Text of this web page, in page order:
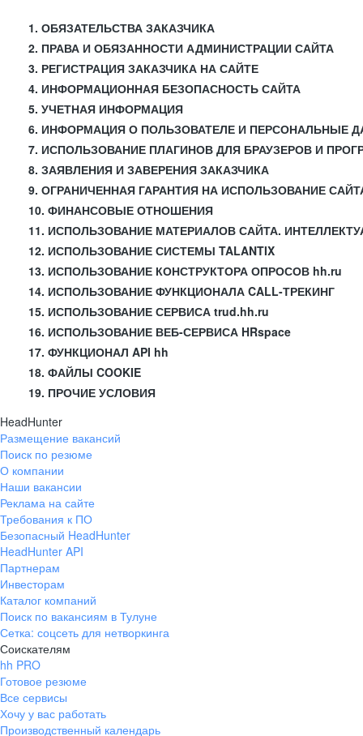
1. ОБЯЗАТЕЛЬСТВА ЗАКАЗЧИКА
2. ПРАВА И ОБЯЗАННОСТИ АДМИНИСТРАЦИИ САЙТА
3. РЕГИСТРАЦИЯ ЗАКАЗЧИКА НА САЙТЕ
4. ИНФОРМАЦИОННАЯ БЕЗОПАСНОСТЬ САЙТА
5. УЧЕТНАЯ ИНФОРМАЦИЯ
6. ИНФОРМАЦИЯ О ПОЛЬЗОВАТЕЛЕ И ПЕРСОНАЛЬНЫЕ
7. ИСПОЛЬЗОВАНИЕ ПЛАГИНОВ ДЛЯ БРАУЗЕРОВ И
8. ЗАЯВЛЕНИЯ И ЗАВЕРЕНИЯ ЗАКАЗЧИКА
9. ОГРАНИЧЕННАЯ ГАРАНТИЯ НА ИСПОЛЬЗОВАНИЕ
10. ФИНАНСОВЫЕ ОТНОШЕНИЯ
11. ИСПОЛЬЗОВАНИЕ МАТЕРИАЛОВ САЙТА.
12. ИСПОЛЬЗОВАНИЕ СИСТЕМЫ TALANTIX
13. ИСПОЛЬЗОВАНИЕ КОНСТРУКТОРА ОПРОСОВ hh.ru
14. ИСПОЛЬЗОВАНИЕ ФУНКЦИОНАЛА CALL-ТРЕКИНГ
15. ИСПОЛЬЗОВАНИЕ СЕРВИСА trud.hh.ru
16. ИСПОЛЬЗОВАНИЕ ВЕБ-СЕРВИСА HRspace
17. ФУНКЦИОНАЛ API hh
18. ФАЙЛЫ COOKIE
19. ПРОЧИЕ УСЛОВИЯ
HeadHunter
Размещение вакансий
Поиск по резюме
О компании
Наши вакансии
Реклама на сайте
Требования к ПО
Безопасный HeadHunter
HeadHunter API
Партнерам
Инвесторам
Каталог компаний
Поиск по вакансиям в Тулуне
Сетка: соцсеть для нетворкинга
Соискателям
hh PRO
Готовое резюме
Все сервисы
Хочу у вас работать
Производственный календарь